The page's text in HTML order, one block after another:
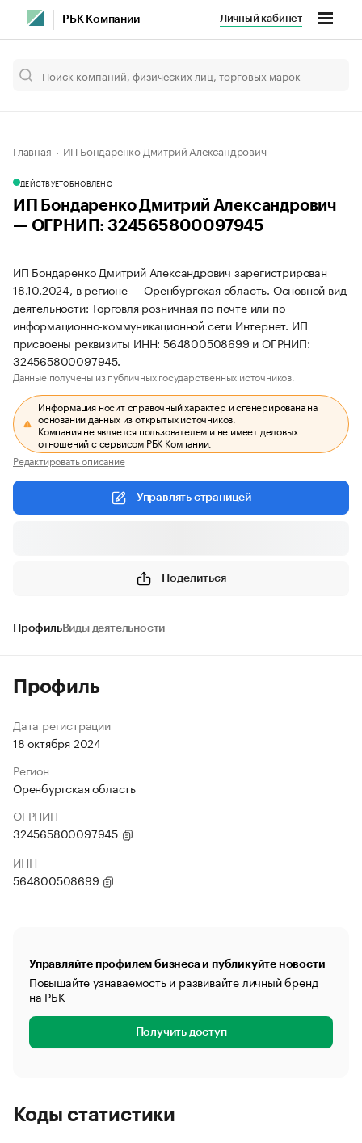
РБК Компании Личный кабинет
Главная ИП Бондаренко Дмитрий Александрович
ДЕЙСТВУЕТОБНОВЛЕНО
ИП Бондаренко Дмитрий Александрович
— ОГРНИП: 324565800097945
ИП Бондаренко Дмитрий Александрович зарегистрирован
18.10.2024, в регионе — Оренбургская область. Основной вид
деятельности: Торговля розничная по почте или по
информационно-коммуникационной сети Интернет. ИП
присвоены реквизиты ИНН: 564800508699 и ОГРНИП:
324565800097945.
Данные получены из публичных государственных источников.
Информация носит справочный характер и сгенерирована на
основании данных из открытых источников.
Компания не является пользователем и не имеет деловых
отношений с сервисом РБК Компании.
Редактировать описание
Управлять страницей
Поделиться
ПрофильВиды деятельности
Профиль
Дата регистрации
18 октября 2024
Регион
Оренбургская область
ОГРНИП
324565800097945
ИНН
564800508699
Управляйте профилем бизнеса и публикуйте новости
Повышайте узнаваемость и развивайте личный бренд
на РБК
Получить доступ
Коды статистики